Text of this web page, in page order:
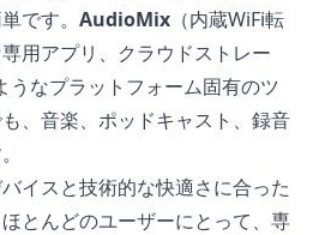
です。 AudioMix （内蔵WiFi転
用アプリ、クラウドストレー
うなプラットフォーム固有のツ
、音楽、ポッドキャスト、録音
イスと技術的な快適さに合った
とんどのユーザーにとって、専